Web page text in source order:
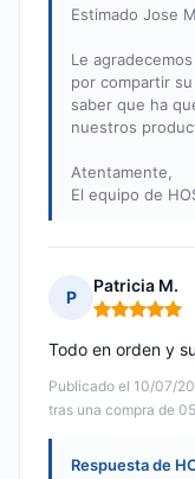
Estimado Jose
Le
por compartir
saber que ha
nuestros
Atentamente,
El equipo de
P
Patricia M.
Nota: 5 de 5
Publicado el 10/07/
tras una compra de
Todo en orden y
Respuesta de